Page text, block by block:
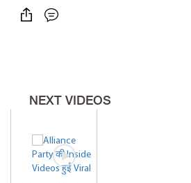
NEXT VIDEOS